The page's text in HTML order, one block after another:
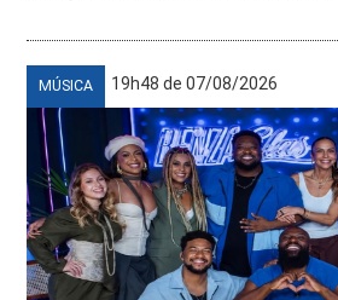
MÚSICA 19h48 de 07/08/2026